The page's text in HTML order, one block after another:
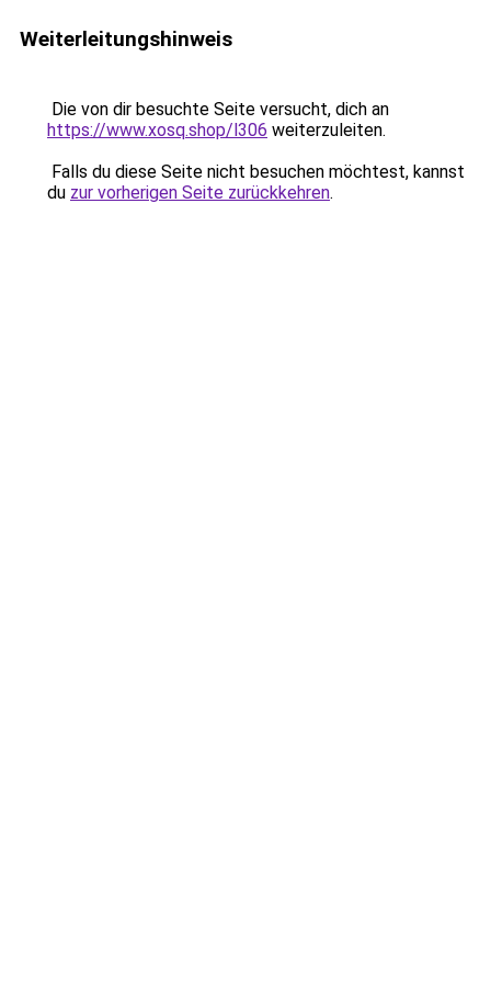
Weiterleitungshinweis
Die von dir besuchte Seite versucht, dich an
https://www.xosq.shop/l306 weiterzuleiten.
Falls du diese Seite nicht besuchen möchtest, kannst
du zur vorherigen Seite zurückkehren.